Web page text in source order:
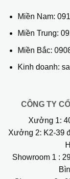
Miền Nam:
Miền Trung:
Miền Bắc:
Kinh doanh:
CÔNG TY
Xưởng 1:
Xưởng 2: K2-39
Showroom 1 :